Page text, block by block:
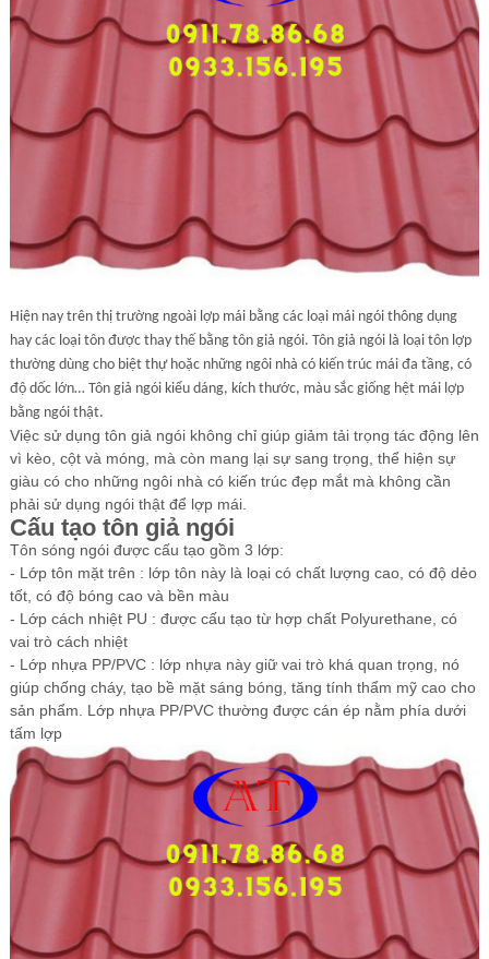
Các Loại Cửa
Vật Liệu Cách Âm
Vật Liệu Bọc Lót Hàng Hóa
Tấm lấy Sáng polycarbonate
Giấy Dán Tường, Giấy Bạc
Phụ Kiện Phòng Sạch Kho Lạnh
Hiện nay trên thị trường ngoài lợp mái bằng các loại mái ngói thông dụng
hay các loại tôn được thay thế bằng tôn giả ngói. Tôn giả ngói là loại tôn lợp
thường dùng cho biệt thự hoặc những ngôi nhà có kiến trúc mái đa tầng, có
độ dốc lớn… Tôn giả ngói kiểu dáng, kích thước, màu sắc giống hệt mái lợp
bằng ngói thật.
Việc sử dụng tôn giả ngói không chỉ giúp giảm tải trọng tác động lên
vì kèo, cột và móng, mà còn mang lại sự sang trọng, thể hiện sự
giàu có cho những ngôi nhà có kiến trúc đẹp mắt mà không cần
phải sử dụng ngói thật để lợp mái.
Cấu tạo tôn giả ngói
Tôn sóng ngói được cấu tạo gồm 3 lớp:
- Lớp tôn mặt trên : lớp tôn này là loại có chất lượng cao, có độ dẻo
tốt, có độ bóng cao và bền màu
- Lớp cách nhiệt PU : được cấu tạo từ hợp chất Polyurethane, có
vai trò cách nhiệt
- Lớp nhựa PP/PVC : lớp nhựa này giữ vai trò khá quan trọng, nó
giúp chống cháy, tạo bề mặt sáng bóng, tăng tính thẩm mỹ cao cho
sản phẩm. Lớp nhựa PP/PVC thường được cán ép nằm phía dưới
tấm lợp